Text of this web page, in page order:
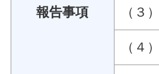
報告事項 （３
（４